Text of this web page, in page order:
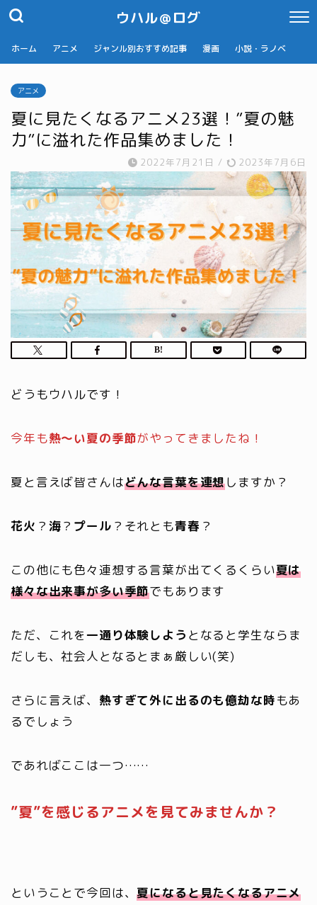
ウハル＠ログ
ホーム アニメ ジャンル別おすすめ記事 漫画 小説・ラノベ
アニメ
夏に見たくなるアニメ23選！”夏の魅
力”に溢れた作品集めました！
2022年7月21日 / 2023年7月6日
どうもウハルです！
今年も熱～い夏の季節がやってきましたね！
夏と言えば皆さんはどんな言葉を連想しますか？
花火 ？ 海？ プール ？それとも青春 ？
この他にも色々連想する言葉が出てくるくらい夏は
様々な出来事が多い季節でもあります
ただ、これを一通り体験しよう となると学生ならま
だしも、社会人となるとまぁ厳しい(笑)
さらに言えば、 熱すぎて外に出るのも億劫な時もあ
るでしょう
であればここは一つ……
”夏”を感じるアニメを見てみませんか？
ということで今回は、夏になると見たくなるアニメ